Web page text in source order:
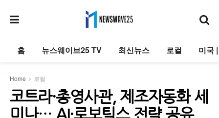
홈 뉴스웨이브25 TV 최신뉴스 로컬 미국
Home 로컬
코트라·총영사관, 제조자동화 세
미나… AI·로보틱스 전략 공유